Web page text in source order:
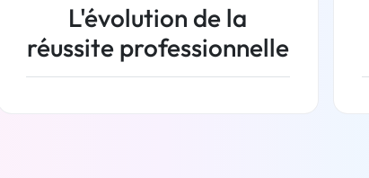
L'évolution de la
réussite professionnelle